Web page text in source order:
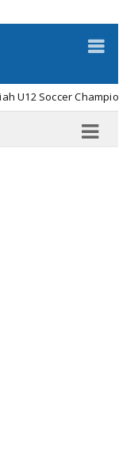
Championship ...